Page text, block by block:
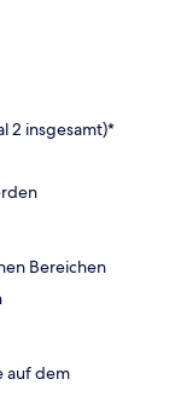
2 insgesamt)*
Bereichen
auf dem